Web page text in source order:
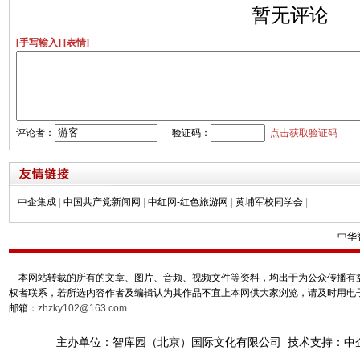
暂无评论
[手写输入] [表情]
评论者： 验证码： 点击获取验证码
中企集成 中国共产党新闻网 中红网-红色旅游网 黄埔军校同学会
中华
本网站转载的所有的文章、图片、音频、视频文件等资料，均出于为公众传播
权者联系，若所选内容作者及编辑认为其作品不宜上本网供大家浏览，请及时用
邮箱： zhzky102@163.com
主办单位：智库园（北京）国际文化有限公司 技术支持：